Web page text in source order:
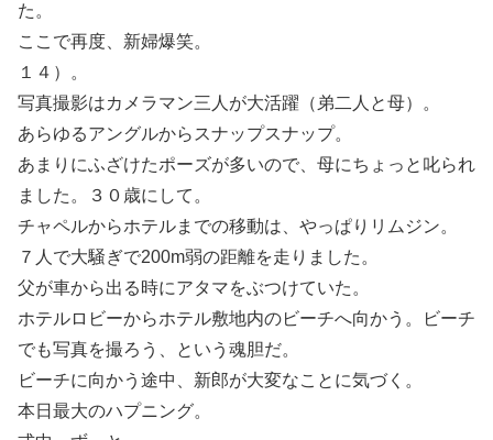
た。
ここで再度、新婦爆笑。
１４）。
写真撮影はカメラマン三人が大活躍（弟二人と母）。
あらゆるアングルからスナップスナップ。
あまりにふざけたポーズが多いので、母にちょっと叱られ
ました。３０歳にして。
チャペルからホテルまでの移動は、やっぱりリムジン。
７人で大騒ぎで200m弱の距離を走りました。
父が車から出る時にアタマをぶつけていた。
ホテルロビーからホテル敷地内のビーチへ向かう。ビーチ
でも写真を撮ろう、という魂胆だ。
ビーチに向かう途中、新郎が大変なことに気づく。
本日最大のハプニング。